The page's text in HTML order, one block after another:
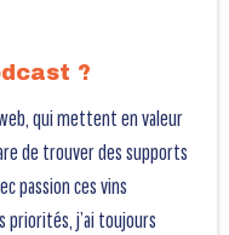
?
qui mettent en valeur
de trouver des supports
passion ces vins
priorités, j’ai toujours